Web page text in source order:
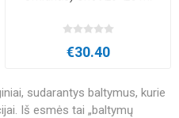
sudarantys baltymus, kurie
Iš esmės tai „baltymų
€30.40